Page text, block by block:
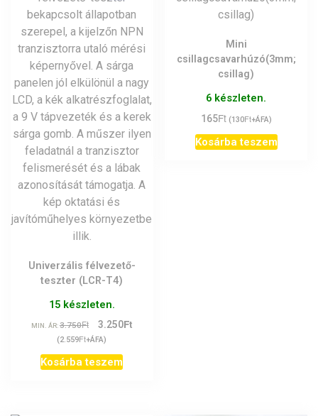
Univerzális félvezető-
teszter (LCR-T4)
15 készleten.
MIN. ÁR:3.750Ft
Original
price
was:
3.750Ft.
3.250FtCurrent
(2.559Ft+ÁFA)
Kosárba teszem
Mini
csillagcsavarhúzó(3mm;
csillag)
6 készleten.
165Ft (130Ft+ÁFA)
Kosárba teszem